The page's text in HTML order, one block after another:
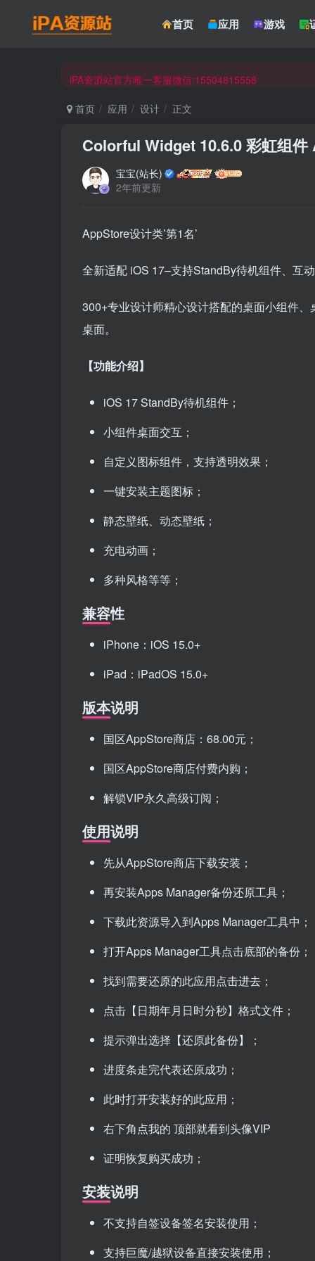
首页 应用 游戏
iPA资源站官方唯一客服微信:15504815558
iPA资源站官方唯一客服微信:15504815558
首页 应用 设计 正文
Colorful Widget 10.6.0 彩虹组件
宝宝(站长)
2年前更新
AppStore设计类’第1名’
全新适配 iOS 17–支持StandBy待机组件、互
300+专业设计师精心设计搭配的桌面小组件
桌面。
【功能介绍】
iOS 17 StandBy待机组件；
小组件桌面交互；
自定义图标组件，支持透明效果；
一键安装主题图标；
静态壁纸、动态壁纸；
充电动画；
多种风格等等；
兼容性
iPhone：iOS 15.0+
iPad：iPadOS 15.0+
版本说明
国区AppStore商店：68.00元；
国区AppStore商店付费内购；
解锁VIP永久高级订阅；
使用说明
先从AppStore商店下载安装；
再安装Apps Manager备份还原工具；
下载此资源导入到Apps Manager工具中；
打开Apps Manager工具点击底部的备份；
找到需要还原的此应用点击进去；
点击【日期年月日时分秒】格式文件；
提示弹出选择【还原此备份】；
进度条走完代表还原成功；
此时打开安装好的此应用；
右下角点我的 顶部就看到头像VIP
证明恢复购买成功；
安装说明
不支持自签设备签名安装使用；
支持巨魔/越狱设备直接安装使用；